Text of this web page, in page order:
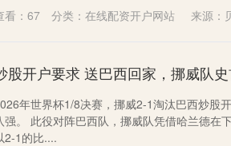
来源：
看： 67 分类： 在线配资开户网站
股开户要求 送巴西回家，挪威队
年世界杯1/8决赛，挪威2-1淘汰巴西炒股
强。 此役对阵巴西队，挪威队凭借哈兰德在
2-1的比....